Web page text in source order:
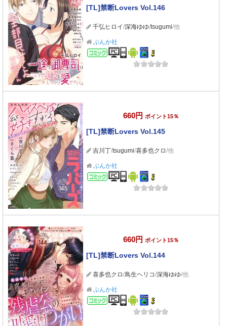
[TL]禁断Lovers Vol.146
千弘ヒロイ/深海ゆゆ/tsugumi/他
ぶんか社
コミック
660円 ポイント15％
[TL]禁断Lovers Vol.145
吉川丁/tsugumi/喜多也クロ/他
ぶんか社
コミック
660円 ポイント15％
[TL]禁断Lovers Vol.144
喜多也クロ/鳥生ヘリコ/深海ゆゆ/他
ぶんか社
コミック